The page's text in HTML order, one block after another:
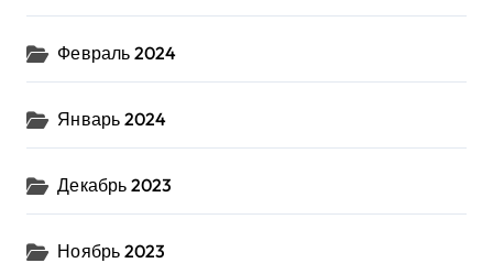
Февраль 2024
Январь 2024
Декабрь 2023
Ноябрь 2023